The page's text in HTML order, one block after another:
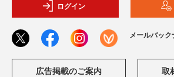
ログイン
メールバッ
広告掲載のご案内 取